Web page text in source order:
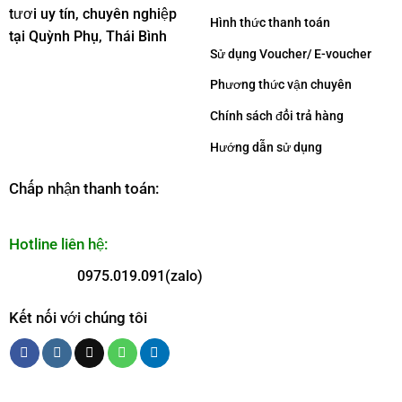
tươi uy tín, chuyên nghiệp
tại Quỳnh Phụ, Thái Bình
Hình thức thanh toán
Sử dụng Voucher/ E-voucher
Phương thức vận chuyên
Chính sách đổi trả hàng
Hướng dẫn sử dụng
Chấp nhận thanh toán:
Hotline liên hệ:
0975.019.091(zalo)
Kết nối với chúng tôi